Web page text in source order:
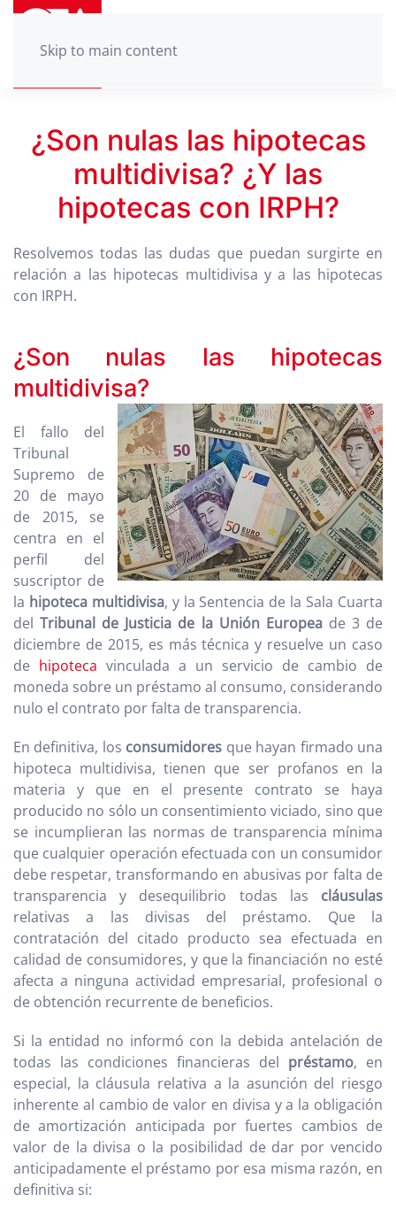
Skip to main content
¿Son nulas las hipotecas
multidivisa? ¿Y las
hipotecas con IRPH?
Resolvemos todas las dudas que puedan surgirte en
relación a las hipotecas multidivisa y a las hipotecas
con IRPH.
¿Son nulas las hipotecas
multidivisa?
El fallo del
Tribunal
Supremo de
20 de mayo
de 2015, se
centra en el
perfil del
suscriptor de
la hipoteca multidivisa, y la Sentencia de la Sala Cuarta
delTribunal de Justicia de la Unión Europeade 3 de
diciembre de 2015, es más técnica y resuelve un caso
de hipoteca vinculada a un servicio de cambio de
moneda sobre un préstamo al consumo, considerando
nulo el contrato por falta de transparencia.
En definitiva, los consumidores que hayan firmado una
hipoteca multidivisa, tienen que ser profanos en la
materia y que en el presente contrato se haya
producido no sólo un consentimiento viciado, sino que
se incumplieran las normas de transparencia mínima
que cualquier operación efectuada con un consumidor
debe respetar, transformando en abusivas por falta de
transparencia y desequilibrio todas las cláusulas
relativas a las divisas del préstamo. Que la
contratación del citado producto sea efectuada en
calidad de consumidores, y que la financiación no esté
afecta a ninguna actividad empresarial, profesional o
de obtención recurrente de beneficios.
Si la entidad no informó con la debida antelación de
todas las condiciones financieras del préstamo, en
especial, la cláusula relativa a la asunción del riesgo
inherente al cambio de valor en divisa y a la obligación
de amortización anticipada por fuertes cambios de
valor de la divisa o la posibilidad de dar por vencido
anticipadamente el préstamo por esa misma razón, en
definitiva si: